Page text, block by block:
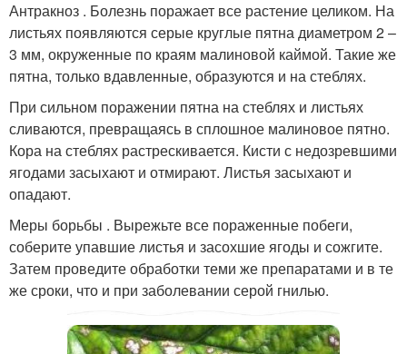
Антракноз . Болезнь поражает все растение целиком. На
листьях появляются серые круглые пятна диаметром 2 –
3 мм, окруженные по краям малиновой каймой. Такие же
пятна, только вдавленные, образуются и на стеблях.
При сильном поражении пятна на стеблях и листьях
сливаются, превращаясь в сплошное малиновое пятно.
Кора на стеблях растрескивается. Кисти с недозревшими
ягодами засыхают и отмирают. Листья засыхают и
опадают.
Меры борьбы . Вырежьте все пораженные побеги,
соберите упавшие листья и засохшие ягоды и сожгите.
Затем проведите обработки теми же препаратами и в те
же сроки, что и при заболевании серой гнилью.